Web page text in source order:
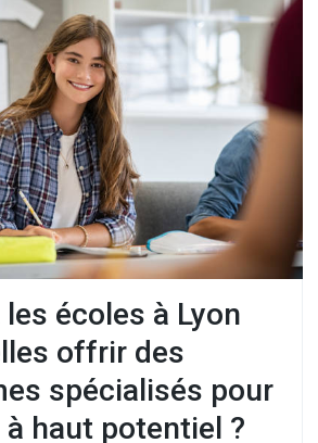
écoles à Lyon
offrir des
spécialisés pour
à haut potentiel ?